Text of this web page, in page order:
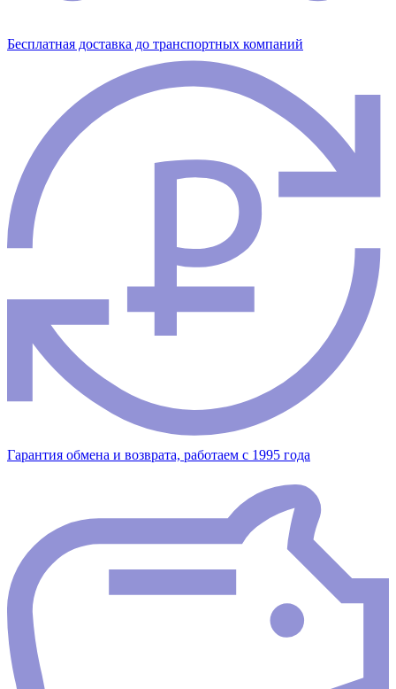
Бесплатная доставка до транспортных компаний
Гарантия обмена и возврата, работаем с 1995 года